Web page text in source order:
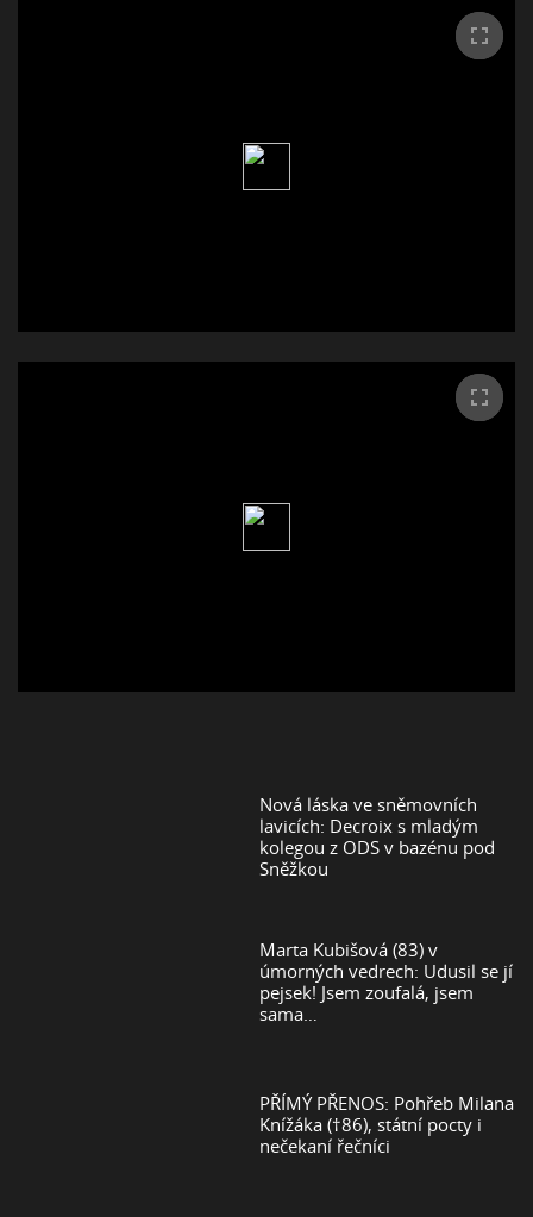
Nová láska ve sněmovních
lavicích: Decroix s mladým
kolegou z ODS v bazénu pod
Sněžkou
Marta Kubišová (83) v
úmorných vedrech: Udusil se jí
pejsek! Jsem zoufalá, jsem
sama…
PŘÍMÝ PŘENOS: Pohřeb Milana
Knížáka (†86), státní pocty i
nečekaní řečníci